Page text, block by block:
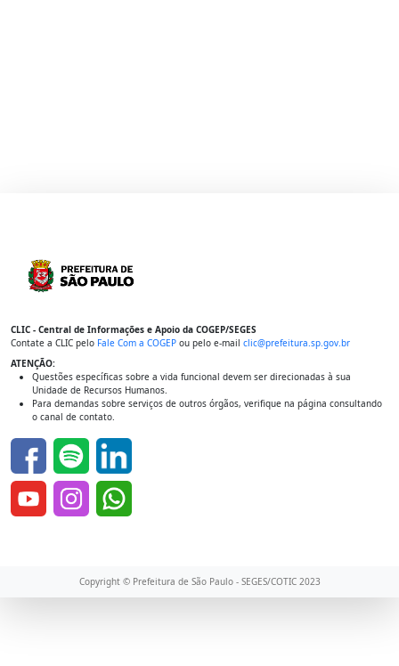
CLIC - Central de Informações e Apoio da COGEP/SEGES
Contate a CLIC pelo Fale Com a COGEP ou pelo e-mail clic@prefeitura.sp.gov.br
ATENÇÃO:
Questões específicas sobre a vida funcional devem ser direcionadas à sua
Unidade de Recursos Humanos.
Para demandas sobre serviços de outros órgãos, verifique na página consultando
o canal de contato.
Copyright © Prefeitura de São Paulo - SEGES/COTIC 2023